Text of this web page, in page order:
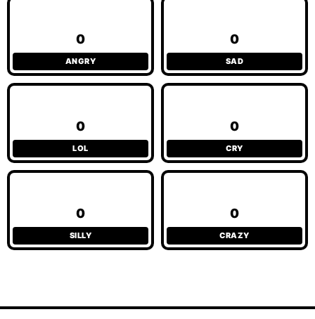
0
ANGRY
0
SAD
0
LOL
0
CRY
0
SILLY
0
CRAZY